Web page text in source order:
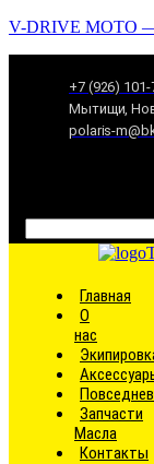
V-DRIVE MOTO —
+7 (926) 101-
Мытищи,
polaris-
Главная
О
нас
Запчасти
Масла
Контакты